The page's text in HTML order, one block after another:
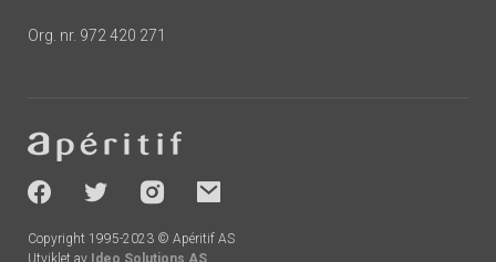
Org. nr. 972 420 271
-
socials
Copyright 1995-2023 © Apéritif AS
Utviklet av Ideo Solutions AS